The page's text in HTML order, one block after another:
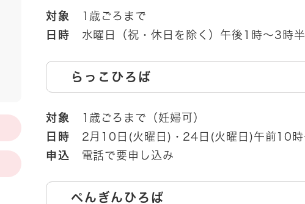
対象
1歳ごろまで
日時 水曜日（祝・休日を除く）午後1時～3時半
らっこひろば
対象
1歳ごろまで（妊婦可）
日時 2月10日(火曜日)・24日(火曜日)午前10
申込 電話で要申し込み
ぺんぎんひろば